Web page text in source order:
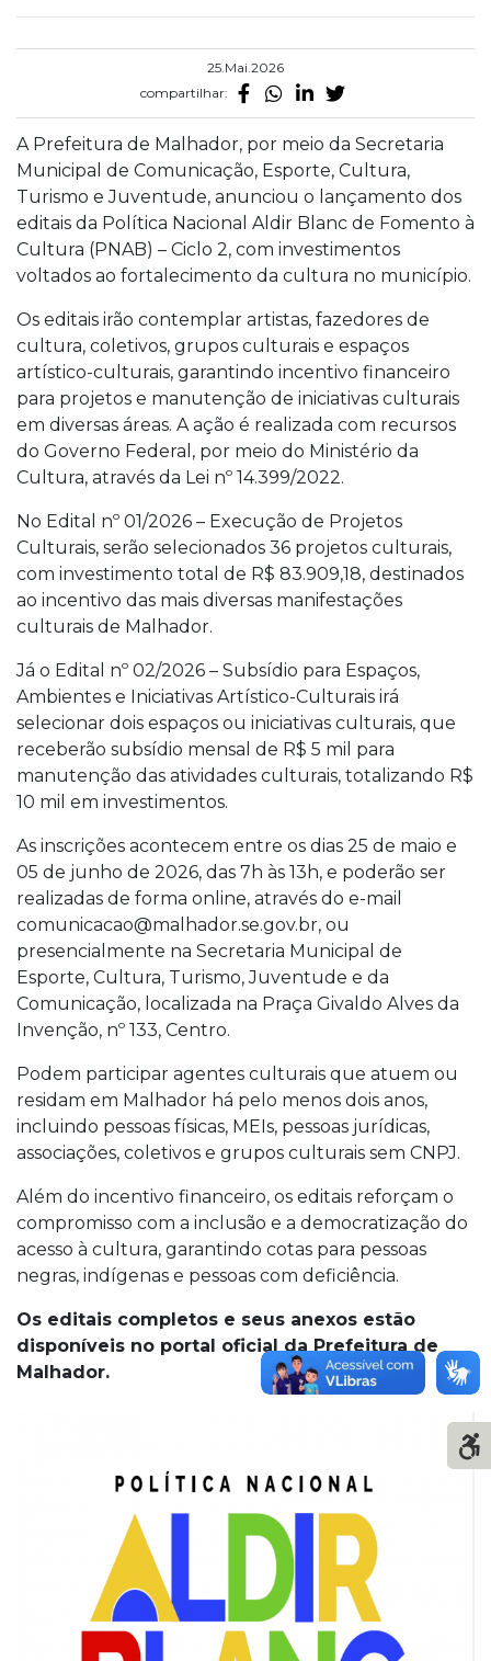
25.Mai.2026
compartilhar:
A Prefeitura de Malhador, por meio da Secretaria
Municipal de Comunicação, Esporte, Cultura,
Turismo e Juventude, anunciou o lançamento dos
editais da Política Nacional Aldir Blanc de Fomento à
Cultura (PNAB) – Ciclo 2, com investimentos
voltados ao fortalecimento da cultura no município.
Os editais irão contemplar artistas, fazedores de
cultura, coletivos, grupos culturais e espaços
artístico-culturais, garantindo incentivo financeiro
para projetos e manutenção de iniciativas culturais
em diversas áreas. A ação é realizada com recursos
do Governo Federal, por meio do Ministério da
Cultura, através da Lei nº 14.399/2022.
No Edital nº 01/2026 – Execução de Projetos
Culturais, serão selecionados 36 projetos culturais,
com investimento total de R$ 83.909,18, destinados
ao incentivo das mais diversas manifestações
culturais de Malhador.
Já o Edital nº 02/2026 – Subsídio para Espaços,
Ambientes e Iniciativas Artístico-Culturais irá
selecionar dois espaços ou iniciativas culturais, que
receberão subsídio mensal de R$ 5 mil para
manutenção das atividades culturais, totalizando R$
10 mil em investimentos.
As inscrições acontecem entre os dias 25 de maio e
05 de junho de 2026, das 7h às 13h, e poderão ser
realizadas de forma online, através do e-mail
comunicacao@malhador.se.gov.br, ou
presencialmente na Secretaria Municipal de
Esporte, Cultura, Turismo, Juventude e da
Comunicação, localizada na Praça Givaldo Alves da
Invenção, nº 133, Centro.
Podem participar agentes culturais que atuem ou
residam em Malhador há pelo menos dois anos,
incluindo pessoas físicas, MEIs, pessoas jurídicas,
associações, coletivos e grupos culturais sem CNPJ.
Além do incentivo financeiro, os editais reforçam o
compromisso com a inclusão e a democratização do
acesso à cultura, garantindo cotas para pessoas
negras, indígenas e pessoas com deficiência.
Os editais completos e seus anexos estão
disponíveis no portal oficial da Prefeitura de
Malhador.